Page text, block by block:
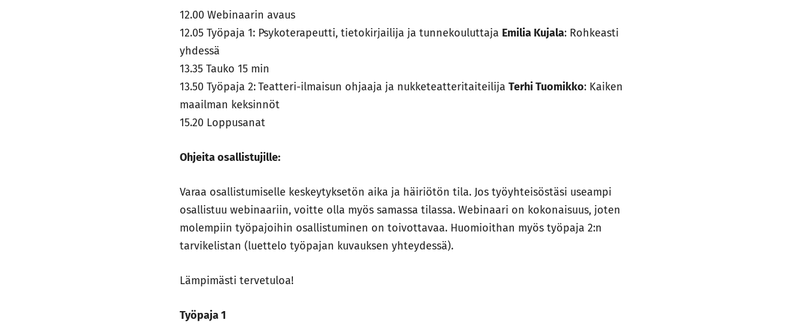
12.00 Webinaarin avaus
12.05 Työpaja 1: Psykoterapeutti, tietokirjailija ja tunnekouluttaja Emilia Kujala: Rohkeasti
yhdessä
13.35 Tauko 15 min
13.50 Työpaja 2:Teatteri-ilmaisun ohjaaja ja nukketeatteritaiteilijaTerhi Tuomikko: Kaiken
maailman keksinnöt
15.20 Loppusanat
Ohjeita osallistujille:
Varaa osallistumiselle keskeytyksetön aika ja häiriötön tila. Jos työyhteisöstäsi useampi
osallistuu webinaariin, voitte olla myös samassa tilassa. Webinaari on kokonaisuus, joten
molempiin työpajoihin osallistuminen on toivottavaa. Huomioithan myös työpaja 2:n
tarvikelistan (luettelo työpajan kuvauksen yhteydessä).
Lämpimästi tervetuloa!
Työpaja 1